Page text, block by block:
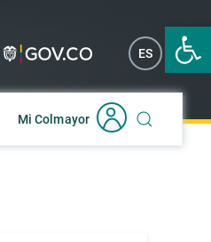
Abrir
ES EN
Mi Colmayor